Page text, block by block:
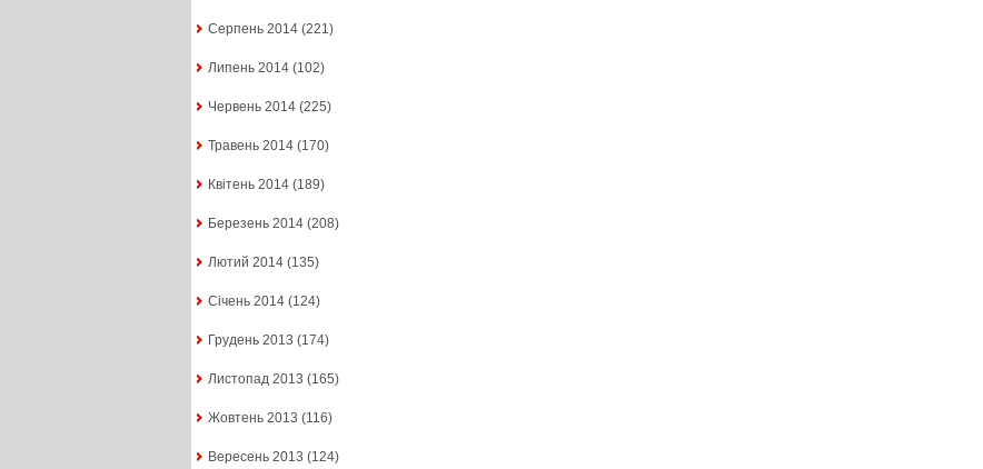
Серпень 2014(221)
Липень 2014(102)
Червень 2014(225)
Травень 2014(170)
Квітень 2014(189)
Березень 2014(208)
Лютий 2014(135)
Січень 2014(124)
Грудень 2013 (174)
Листопад 2013 (165)
Жовтень 2013 (116)
Вересень 2013 (124)